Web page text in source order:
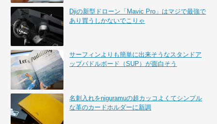
Djiの新型ドローン「Mavic Pro」はマジで最強で
あり買うしかないでこりゃ
サーフィンよりも簡単に出来そうなスタンドア
ップパドルボード（SUP）が面白そう
名刺入れをniguramuの超カッコよくてシンプル
な革のカードホルダーに新調